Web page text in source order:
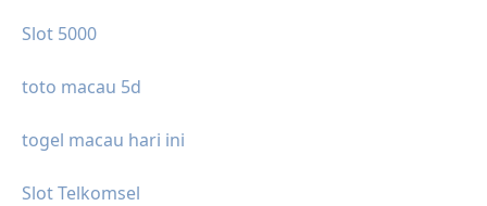
Slot 5000
toto macau 5d
togel macau hari ini
Slot Telkomsel